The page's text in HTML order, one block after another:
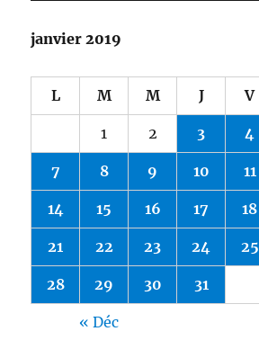
janvier 2019
L M M J V
1 2 3 4
7 8 9 10 11
14 15 16 17 18
21 22 23 24 25
28 29 30 31
« Déc